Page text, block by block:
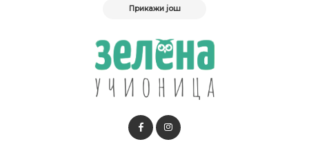
Прикажи још